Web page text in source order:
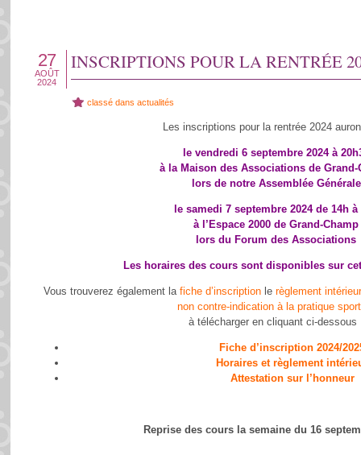
INSCRIPTIONS POUR LA RENTRÉE
27
AOÛT
2024
classé dans actualités
Les inscriptions pour la rentrée 2024
le vendredi 6 septembre 2024 à
à la Maison des Associations de Grand-
lors de notre Assemblée Générale
le samedi 7 septembre 2024 de 14h à
à l’Espace 2000 de Grand-Champ
lors du Forum des Associations
Les horaires des cours sont disponibles sur
Vous trouverez également la fiche d’inscription le règlement intérieur
non contre-indication à la pratique
à télécharger en cliquant ci-dessous
Fiche d’inscription 2024/
Horaires et règlement
Attestation sur l’honneur
Reprise des cours la semaine du 16